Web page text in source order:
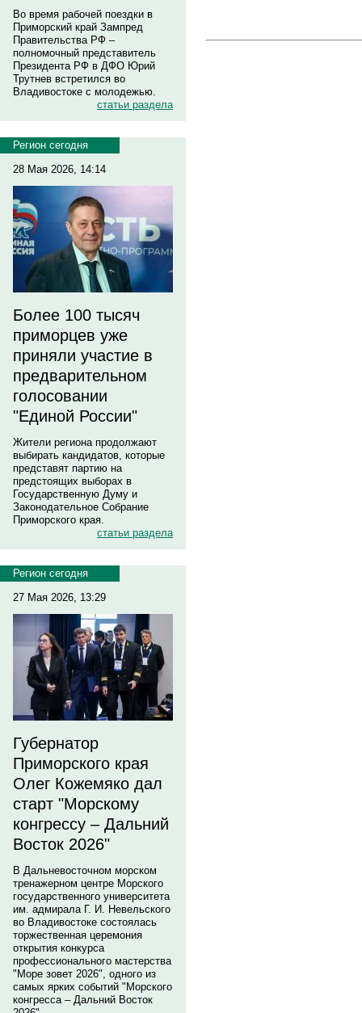
Во время рабочей поездки в
Приморский край Зампред
Правительства РФ –
полномочный представитель
Президента РФ в ДФО Юрий
Трутнев встретился во
Владивостоке с молодежью.
статьи раздела
Регион сегодня
28 Мая 2026, 14:14
Более 100 тысяч
приморцев уже
приняли участие в
предварительном
голосовании
"Единой России"
Жители региона продолжают
выбирать кандидатов, которые
представят партию на
предстоящих выборах в
Государственную Думу и
Законодательное Собрание
Приморского края.
статьи раздела
Регион сегодня
27 Мая 2026, 13:29
Губернатор
Приморского края
Олег Кожемяко дал
старт "Морскому
конгрессу – Дальний
Восток 2026"
В Дальневосточном морском
тренажерном центре Морского
государственного университета
им. адмирала Г. И. Невельского
во Владивостоке состоялась
торжественная церемония
открытия конкурса
профессионального мастерства
"Море зовет 2026", одного из
самых ярких событий "Морского
конгресса – Дальний Восток